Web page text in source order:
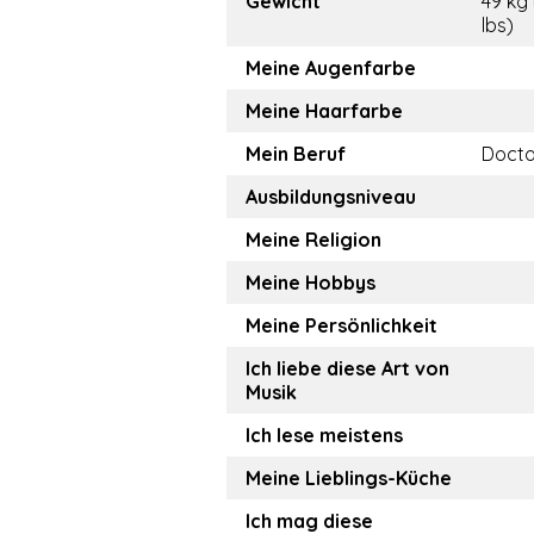
lbs)
Meine Augenfarbe
Meine Haarfarbe
Mein Beruf
Ausbildungsniveau
Meine Religion
Meine Hobbys
Meine Persönlichkeit
Ich liebe diese Art von
Musik
Ich lese meistens
Meine Lieblings-Küche
Ich mag diese